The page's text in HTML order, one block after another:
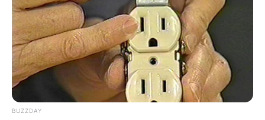
8 Kata Lucu Seputar Malam
Minggu ala Jomblo yang Bikin
Ngenes
BUZZDAY